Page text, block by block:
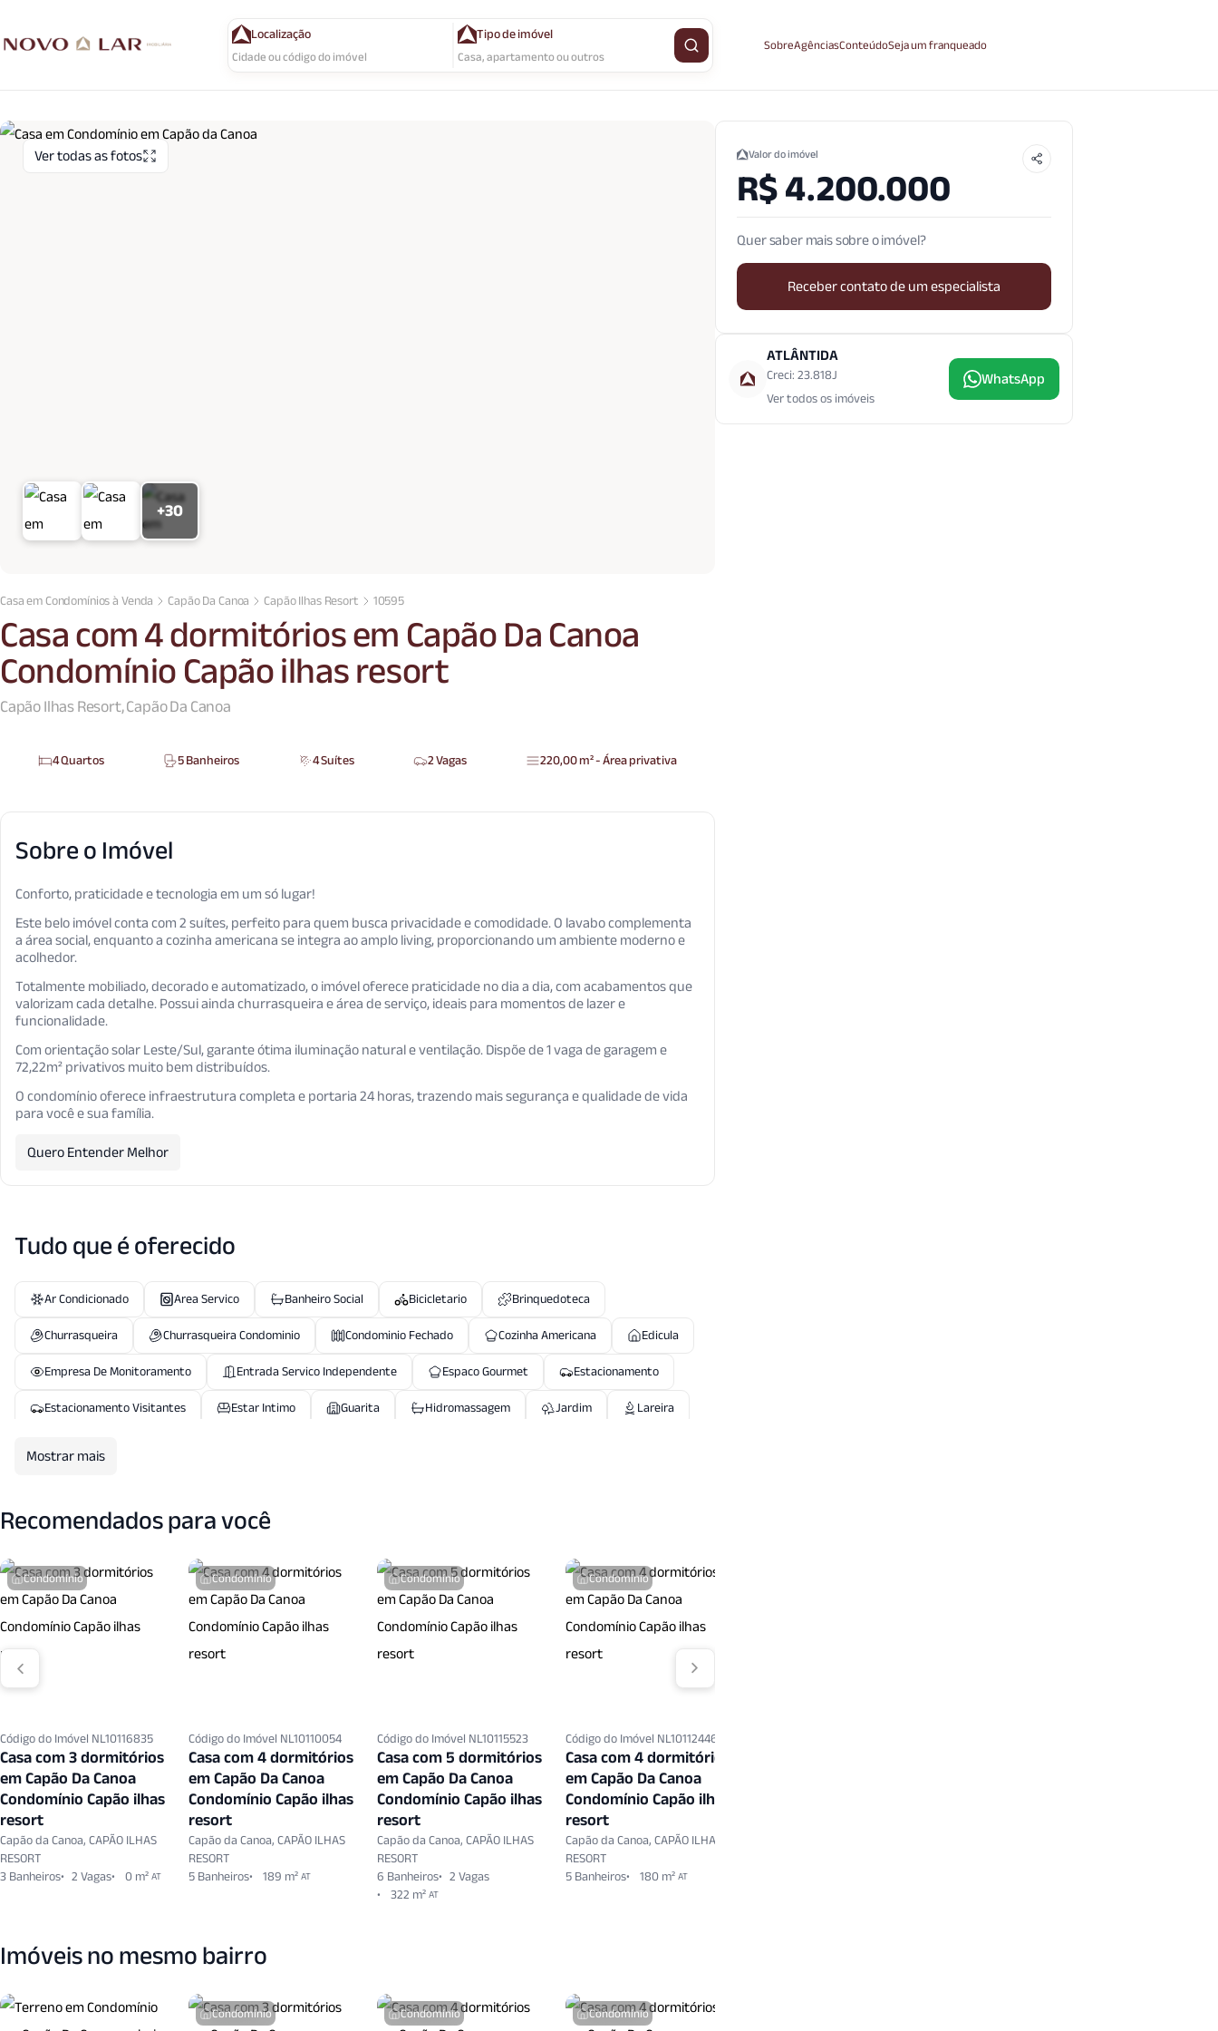
Localização Tipo de imóvel
Casa, apartamento ou outros Buscar imóvelSobreAgênciasConteúdoSeja um franqueado
Ver todas as fotos
+30
Casa em Condomínios à Venda Capão Da Canoa Capão Ilhas Resort 10595
Casa com 4 dormitórios em Capão Da Canoa
Condomínio Capão ilhas resort
Capão Ilhas Resort, Capão Da Canoa
4 Quartos 5 Banheiros 4 Suítes 2 Vagas 220,00 m² - Área privativa
Sobre o Imóvel
Conforto, praticidade e tecnologia em um só lugar!
Este belo imóvel conta com 2 suítes, perfeito para quem busca privacidade e comodidade. O lavabo complementa
a área social, enquanto a cozinha americana se integra ao amplo living, proporcionando um ambiente moderno e
acolhedor.
Totalmente mobiliado, decorado e automatizado, o imóvel oferece praticidade no dia a dia, com acabamentos que
valorizam cada detalhe. Possui ainda churrasqueira e área de serviço, ideais para momentos de lazer e
funcionalidade.
Com orientação solar Leste/Sul, garante ótima iluminação natural e ventilação. Dispõe de 1 vaga de garagem e
72,22m² privativos muito bem distribuídos.
O condomínio oferece infraestrutura completa e portaria 24 horas, trazendo mais segurança e qualidade de vida
para você e sua família.
Quero Entender Melhor
Tudo que é oferecido
Ar Condicionado Area Servico Banheiro Social Bicicletario
Brinquedoteca
Churrasqueira
Churrasqueira Condominio Condominio Fechado Cozinha Americana
Edicula
Empresa De Monitoramento
Entrada Servico Independente Espaco Gourmet
Estacionamento
Estacionamento Visitantes
Estar Intimo Guarita Hidromassagem Jardim
Lareira
Sala Fitness
Sala Jantar Sala T V
Vista Panoramica
Mostrar mais
Recomendados para você
Condomínio
Código do Imóvel NL10116835
Casa com 3 dormitórios
em Capão Da Canoa
Condomínio Capão ilhas
resort
Capão da Canoa, CAPÃO ILHAS
RESORT
3 Banheiros
2 Vagas 0 m² AT
Condomínio
Código do Imóvel NL10110054
Casa com 4 dormitórios
em Capão Da Canoa
Condomínio Capão ilhas
resort
Capão da Canoa, CAPÃO ILHAS
RESORT
5 Banheiros
189 m² AT
Condomínio
Código do Imóvel NL10115523
Casa com 5 dormitórios
em Capão Da Canoa
Condomínio Capão ilhas
resort
Capão da Canoa, CAPÃO ILHAS
RESORT
6 Banheiros
2 Vagas
322 m² AT
Condomínio
Código do Imóvel NL10112446
Casa com 4 dormitórios
em Capão Da Canoa
Condomínio Capão ilhas
resort
Capão da Canoa, CAPÃO ILHAS
RESORT
5 Banheiros
180 m² AT
Imóveis no mesmo bairro
Condomínio Condomínio Condomínio
Valor do imóvel
R$ 4.200.000
Quer saber mais sobre o imóvel?
Receber contato de um especialista
ATLÂNTIDA
Creci: 23.818J
Ver todos os imóveis
WhatsApp